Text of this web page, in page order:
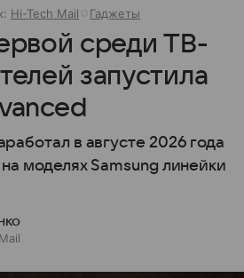
Hi-Tech Mail Гаджеты
среди ТВ-
запустила
в августе 2026 года
моделях Samsung линейки